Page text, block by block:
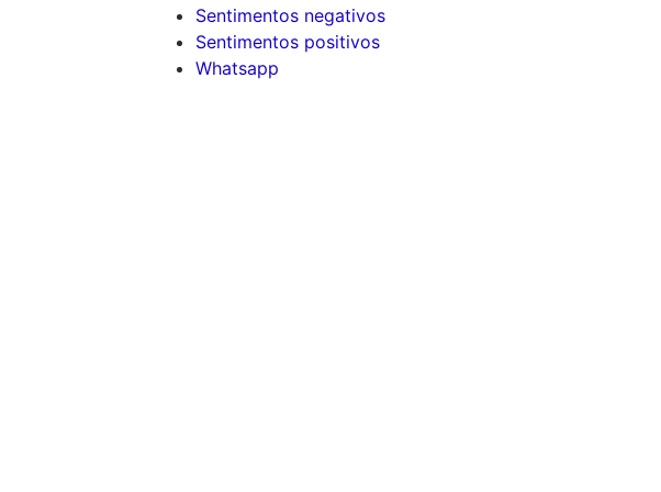
Sentimentos negativos
Sentimentos positivos
Whatsapp